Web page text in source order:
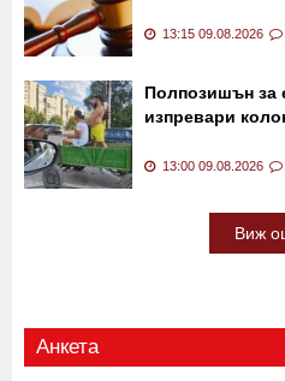
13:15 09.08.2026
Полпозишън за
изпревари
13:00 09.08.2026
Виж
Анкета